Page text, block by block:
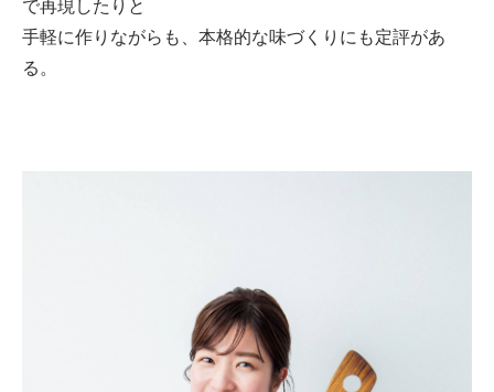
で再現したりと
手軽に作りながらも、本格的な味づくりにも定評があ
る。